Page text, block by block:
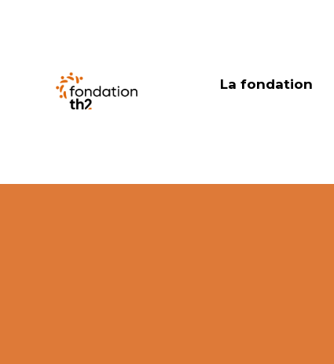
La fondation